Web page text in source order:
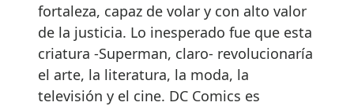
fortaleza, capaz de volar y con alto valor
de la justicia. Lo inesperado fue que esta
criatura -Superman, claro- revolucionaría
el arte, la literatura, la moda, la
televisión y el cine. DC Comics es